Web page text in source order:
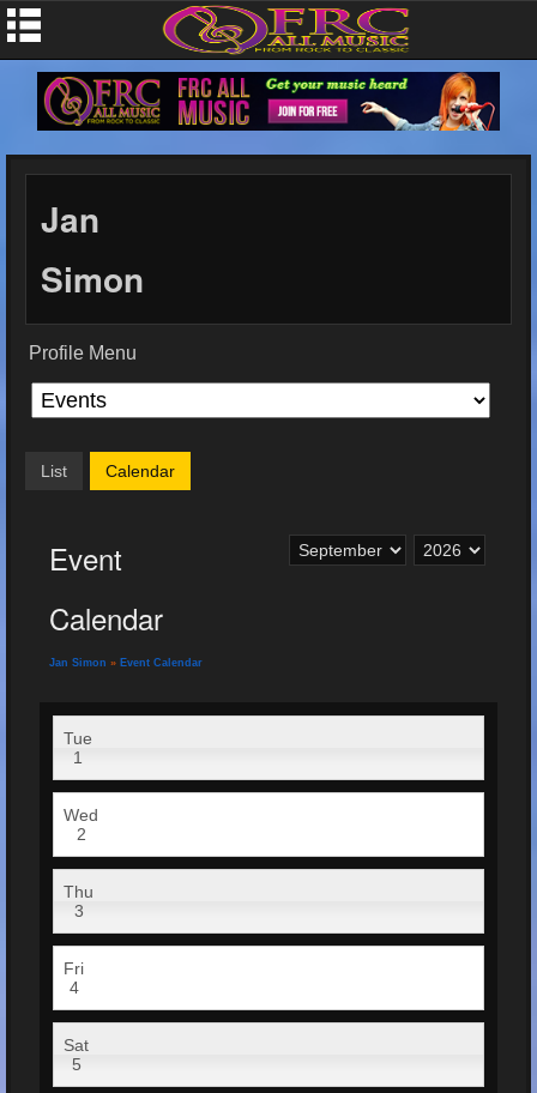
Jan
Simon
Profile Menu
List Calendar
Event
Calendar
Jan Simon » Event Calendar
Tue
1
Wed
2
Thu
3
Fri
4
Sat
5